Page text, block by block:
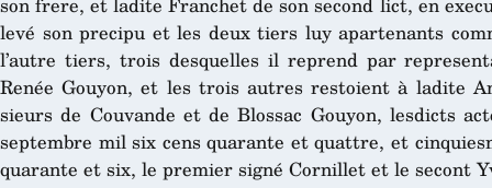
levé son precipu et les deux tiers luy apartenants
l’autre tiers, trois desquelles il reprend par
Renée Gouyon, et les trois autres restoient à ladite
sieurs de Couvande et de Blossac Gouyon, lesdicts
septembre mil six cens quarante et quattre, et
quarante et six, le premier signé Cornillet et le secont